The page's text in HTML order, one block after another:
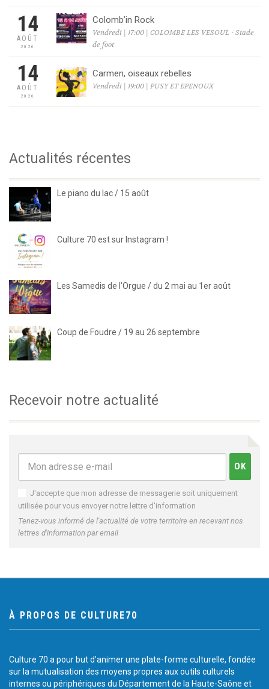
14
AOÛT
2026
Colomb’in Rock
Vendredi | 17:00 | COLOMBE LES VESOUL - Stade
de foot
14
AOÛT
2026
Carmen, oiseaux rebelles
Vendredi | 19:00 | PUSY ET EPENOUX
Actualités récentes
Le piano du lac / 15 août
Culture 70 est sur Instagram !
Les Samedis de l’Orgue / du 2 mai au 1er août
Coup de Foudre / 19 au 26 septembre
Recevoir notre actualité
J'accepte que mon adresse de messagerie soit uniquement
utilisée pour vous envoyer notre lettre d'information
Tenez-vous informé de l'actualité de votre territoire en recevant nos
lettres d'information par email
À PROPOS DE CULTURE70
Culture 70 a pour but d’animer une plate-forme culturelle, fondée
sur la mutualisation des moyens propres aux outils culturels
internes ou périphériques du Département de la Haute-Saône et